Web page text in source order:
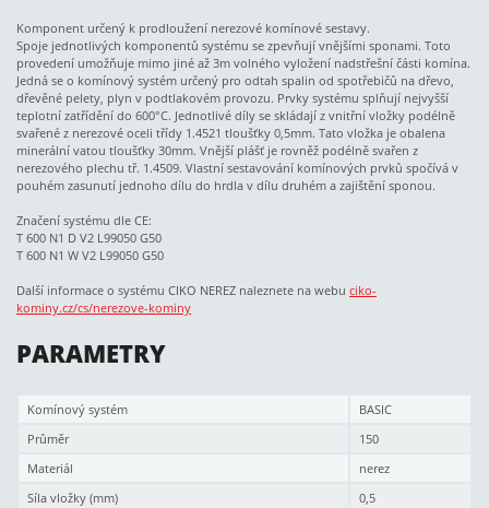
Komponent určený k prodloužení nerezové komínové sestavy.
Spoje jednotlivých komponentů systému se zpevňují vnějšími sponami. Toto
provedení umožňuje mimo jiné až 3m volného vyložení nadstřešní části komína.
Jedná se o komínový systém určený pro odtah spalin od spotřebičů na dřevo,
dřevěné pelety, plyn v podtlakovém provozu. Prvky systému splňují nejvyšší
teplotní zatřídění do 600°C. Jednotlivé díly se skládají z vnitřní vložky podélně
svařené z nerezové oceli třídy 1.4521 tloušťky 0,5mm. Tato vložka je obalena
minerální vatou tloušťky 30mm. Vnější plášť je rovněž podélně svařen z
nerezového plechu tř. 1.4509. Vlastní sestavování komínových prvků spočívá v
pouhém zasunutí jednoho dílu do hrdla v dílu druhém a zajištění sponou.
Značení systému dle CE:
T 600 N1 D V2 L99050 G50
T 600 N1 W V2 L99050 G50
Další informace o systému CIKO NEREZ naleznete na webu ciko-
kominy.cz/cs/nerezove-kominy
PARAMETRY
Komínový systém
BASIC
Průměr
150
Materiál
nerez
Síla vložky (mm)
0,5